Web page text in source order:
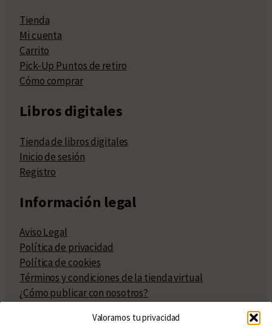
Valoramos tu privacidad
Tienda
Mi cuenta
Carrito
Pick-Up Puntos de retiro
Cómo comprar
Libros digitales
Tienda de libros digitales
Inicio de sesión
Registro
Información legal
Aviso Legal
Política de privacidad
Política de cookies
Términos y condiciones de la tienda virtual
¿Cómo publicar con nosotros?
Políticas de publicación